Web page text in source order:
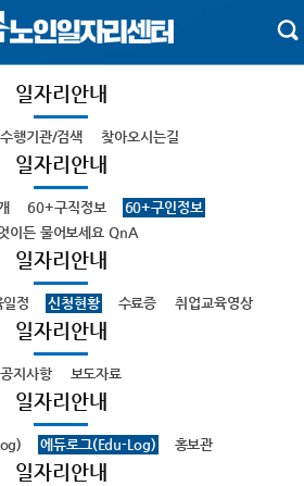
일자리안내
수행기관/검색 찾아오시는길
일자리안내
60+구직정보
60+구인정보
이든 물어보세요 QnA
일자리안내
일정 신청현황 수료증 취업교육영상
일자리안내
공지사항 보도자료
일자리안내
에듀로그(Edu-Log) 홍보관
일자리안내